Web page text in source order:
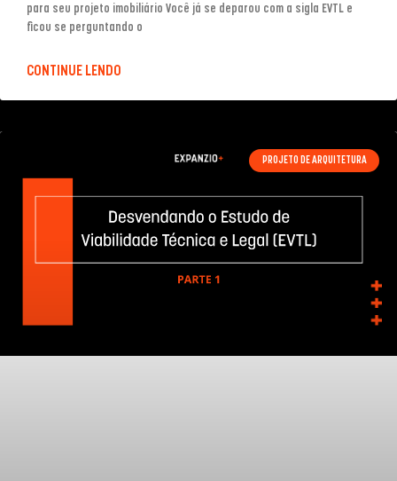
para seu projeto imobiliário Você já se deparou com a sigla EVTL e
ficou se perguntando o
CONTINUE LENDO
PROJETO DE ARQUITETURA